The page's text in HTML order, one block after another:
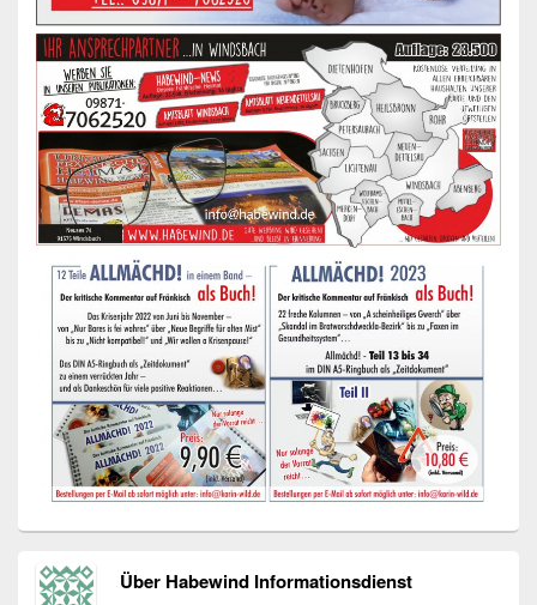
Über Habewind Informationsdienst